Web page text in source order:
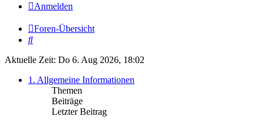
Anmelden
Foren-Übersicht
Suche
Aktuelle Zeit: Do 6. Aug 2026, 18:02
1. Allgemeine Informationen
Themen
Beiträge
Letzter Beitrag